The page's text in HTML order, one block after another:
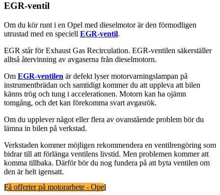
EGR-ventil
Om du kör runt i en Opel med dieselmotor är den förmodligen
utrustad med en speciell EGR-ventil.
EGR står för Exhaust Gas Recirculation. EGR-ventilen säkerställer
alltså återvinning av avgaserna från dieselmotorn.
Om EGR-ventilen är defekt lyser motorvarningslampan på
instrumentbrädan och samtidigt kommer du att uppleva att bilen
känns trög och tung i accelerationen. Motorn kan ha ojämn
tomgång, och det kan förekomma svart avgasrök.
Om du upplever något eller flera av ovanstående problem bör du
lämna in bilen på verkstad.
Verkstaden kommer möjligen rekommendera en ventilrengöring som
bidrar till att förlänga ventilens livstid. Men problemen kommer att
komma tillbaka. Därför bör du nog fundera på att byta ventilen om
den är helt igensatt.
Få offerter på motorarbete - Opel